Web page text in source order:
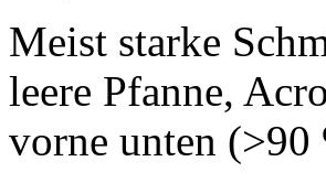
Meist starke
leere Pfanne,
vorne unten